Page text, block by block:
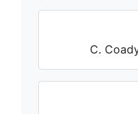
C.